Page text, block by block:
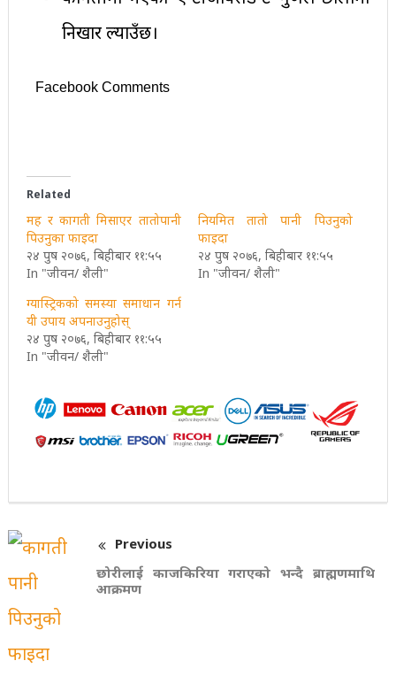
निखार ल्याउँछ।
Facebook Comments
Related
मह र कागती मिसाएर तातोपानी
पिउनुका फाइदा
२४ पुष २०७६, बिहीबार ११:५५
In "जीवन/ शैली"
नियमित तातो पानी पिउनुको
फाइदा
२४ पुष २०७६, बिहीबार ११:५५
In "जीवन/ शैली"
ग्यास्ट्रिकको समस्या समाधान गर्न
यी उपाय अपनाउनुहोस्
२४ पुष २०७६, बिहीबार ११:५५
In "जीवन/ शैली"
Previous
छोरीलाई काजकिरिया गराएको भन्दै ब्राह्मणमाथि
आक्रमण